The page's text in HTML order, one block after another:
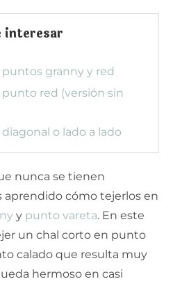
interesar
granny y red
red (versión sin
o lado a lado
nunca se tienen
aprendido cómo tejerlos en
y punto vareta. En este
un chal corto en punto
calado que resulta muy
hermoso en casi